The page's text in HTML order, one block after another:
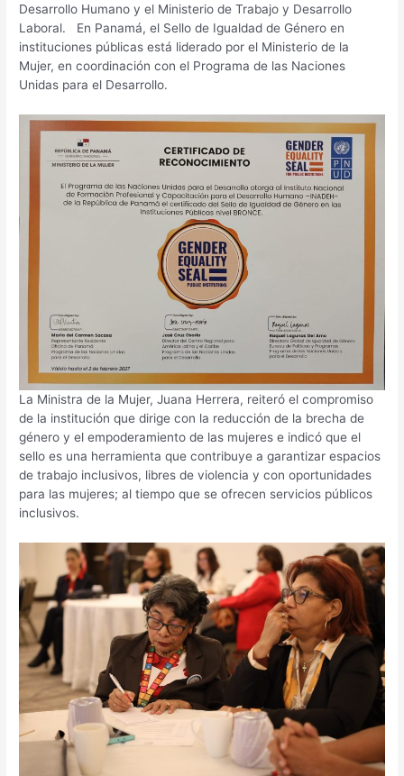
Desarrollo Humano y el Ministerio de Trabajo y Desarrollo
Laboral. En Panamá, el Sello de Igualdad de Género en
instituciones públicas está liderado por el Ministerio de la
Mujer, en coordinación con el Programa de las Naciones
Unidas para el Desarrollo.
La Ministra de la Mujer, Juana Herrera, reiteró el compromiso
de la institución que dirige con la reducción de la brecha de
género y el empoderamiento de las mujeres e indicó que el
sello es una herramienta que contribuye a garantizar espacios
de trabajo inclusivos, libres de violencia y con oportunidades
para las mujeres; al tiempo que se ofrecen servicios públicos
inclusivos.